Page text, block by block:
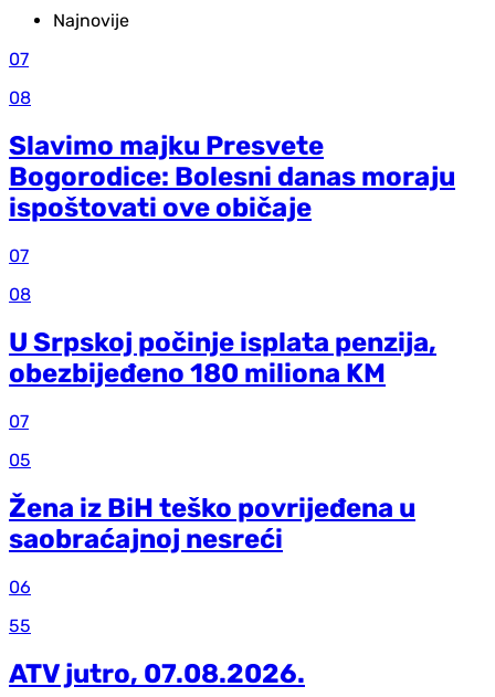
Najnovije
07
08
Slavimo majku Presvete
Bogorodice: Bolesni danas moraju
ispoštovati ove običaje
07
08
U Srpskoj počinje isplata penzija,
obezbijeđeno 180 miliona KM
07
05
Žena iz BiH teško povrijeđena u
saobraćajnoj nesreći
06
55
ATV jutro, 07.08.2026.